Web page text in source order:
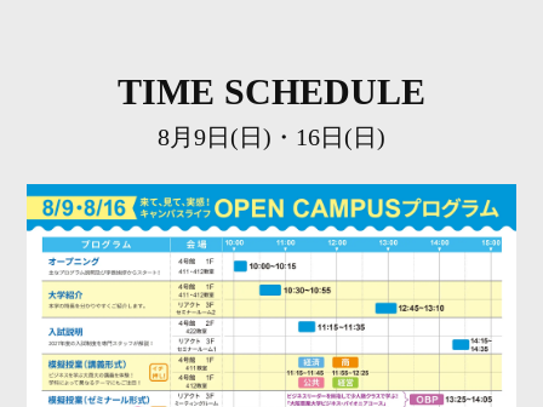
TIME SCHEDULE
8月9日(日)・16日(日)